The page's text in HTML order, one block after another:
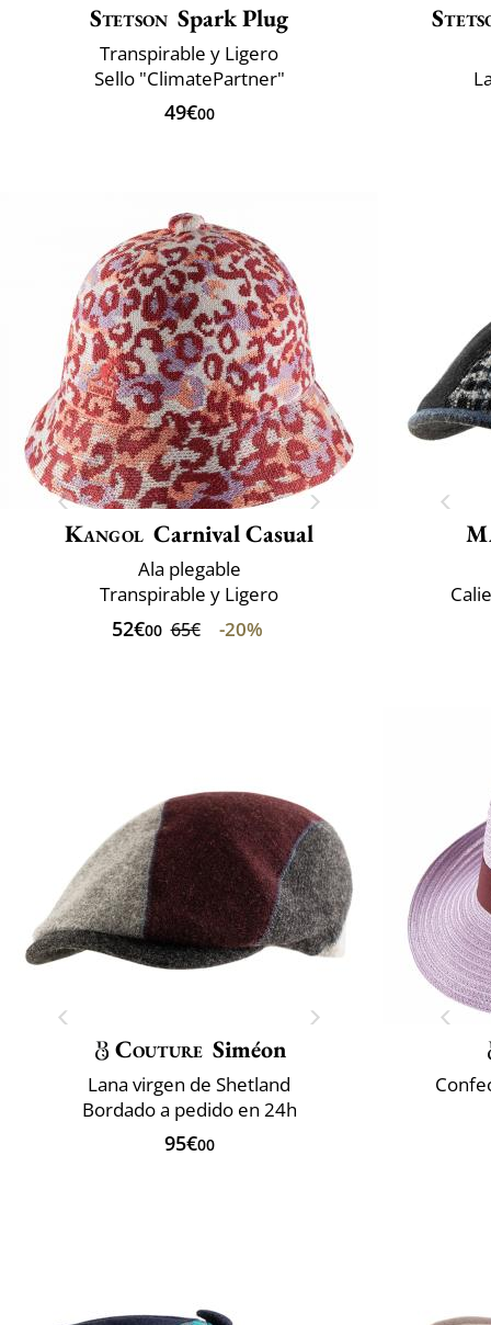
Stetson Spark Plug
Transpirable y Ligero
Sello "ClimatePartner"
49€00
Kangol Carnival Casual
Ala plegable
Transpirable y Ligero
52€00 65€ -20%
Couture Siméon
Lana virgen de Shetland
Bordado a pedido en 24h
95€00